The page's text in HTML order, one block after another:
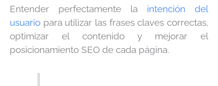
Entender perfectamente la intención del
usuario para utilizar las frases claves correctas,
optimizar el contenido y mejorar el
posicionamiento SEO de cada página.